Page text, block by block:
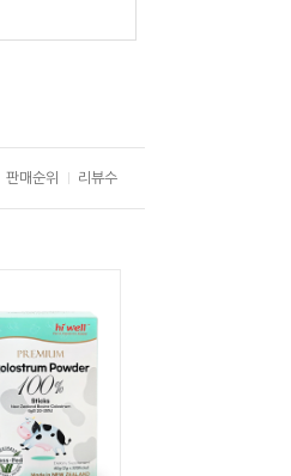
판매순위 리뷰수